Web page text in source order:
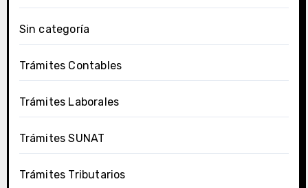
Sin categoría
Trámites Contables
Trámites Laborales
Trámites SUNAT
Trámites Tributarios